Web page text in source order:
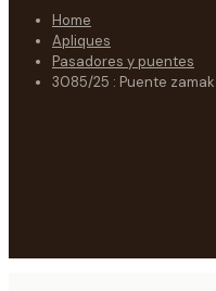
Home
Apliques
Pasadores y puentes
3085/25 : Puente zamak